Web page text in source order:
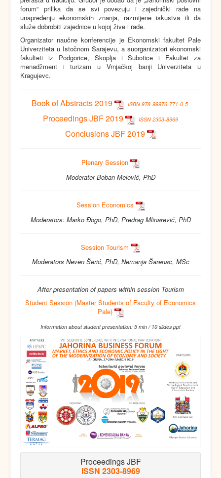
forum“ prilika da se svi povezuju i zajednički rade na
unapređenju ekonomskih znanja, razmijene iskustva ili da
služe dobrobiti zajednice u kojoj žive i rade.
Organizator naučne konferencije je Ekonomski fakultet Pale
Univerziteta u Istočnom Sarajevu, a suorganizatori ekonomski
fakulteti iz Podgorice, Skoplja i Subotice i Fakultet za
menadžment i turizam u Vrnjačkoj banji Univerziteta u
Kragujevc.
Book of Abstracts 2019 ISBN 978-99976-771-0-5
Proceedings JBF 2019 ISSN 2303-8969
Conclusions JBF 2019
Plenary Session
Moderator Boban Melović, PhD
Session Economics
Moderators: Marko Đogo, PhD, Predrag Mlinarević, PhD
Session Tourism
Moderators Neven Šerić, PhD, Nemanja Šarenac, MSc
After presentation of papers within session Tourism
Student Session (Master Students of Faculty of Economics
Pale)
Information about student presentation: 5 min / 10 slides ppt
Proceedings JBF
ISSN 2303-8969